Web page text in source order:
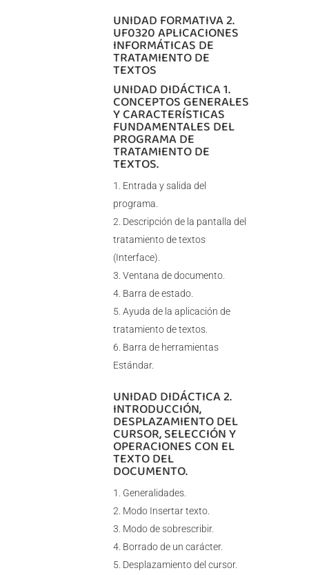
UNIDAD FORMATIVA 2.
UF0320 APLICACIONES
INFORMÁTICAS DE
TRATAMIENTO DE
TEXTOS
UNIDAD DIDÁCTICA 1.
CONCEPTOS GENERALES
Y CARACTERÍSTICAS
FUNDAMENTALES DEL
PROGRAMA DE
TRATAMIENTO DE
TEXTOS.
Entrada y salida del
programa.
Descripción de la pantalla del
tratamiento de textos
(Interface).
Ventana de documento.
Barra de estado.
Ayuda de la aplicación de
tratamiento de textos.
Barra de herramientas
Estándar.
UNIDAD DIDÁCTICA 2.
INTRODUCCIÓN,
DESPLAZAMIENTO DEL
CURSOR, SELECCIÓN Y
OPERACIONES CON EL
TEXTO DEL
DOCUMENTO.
Generalidades.
Modo Insertar texto.
Modo de sobrescribir.
Borrado de un carácter.
Desplazamiento del cursor.